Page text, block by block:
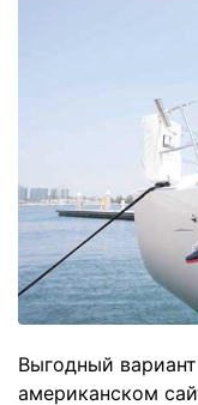
Выгодный
американском